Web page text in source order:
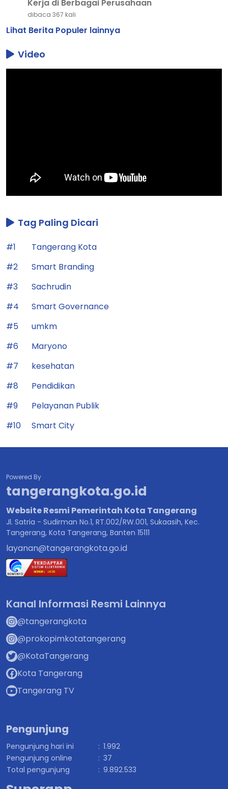
Kerja di Berbagai Perusahaan
dibaca 367 kali
Lihat Berita Populer lainnya
Video
Tag Paling Dicari
#1
Tangerang Kota
#2
Smart Branding
#3
Sachrudin
#4
Smart Governance
#5
umkm
#6
Maryono
#7
kesehatan
#8
Pendidikan
#9
Pelayanan Publik
#10
Smart City
Powered By
tangerangkota.go.id
Website Resmi Pemerintah Kota Tangerang
Jl. Satria - Sudirman No.1, RT.002/RW.001, Sukaasih, Kec.
Tangerang, Kota Tangerang, Banten 15111
layanan@tangerangkota.go.id
Kanal Informasi Resmi Lainnya
@tangerangkota
@prokopimkotatangerang
@KotaTangerang
Kota Tangerang
Tangerang TV
Pengunjung
Pengunjung hari ini : 1.992
Pengunjung online
: 37
Total pengunjung
: 9.892.533